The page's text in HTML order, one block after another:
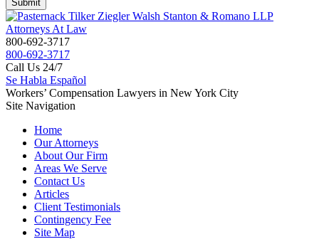
800-692-3717
800-692-3717
Call Us 24/7
Se Habla Español
Workers’ Compensation Lawyers in New York City
Site Navigation
Home
Our Attorneys
About Our Firm
Areas We Serve
Contact Us
Articles
Client Testimonials
Contingency Fee
Site Map